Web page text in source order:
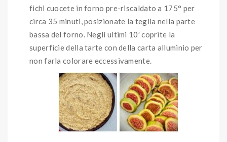
fichi cuocete in forno pre-riscaldato a 175° per
circa 35 minuti, posizionate la teglia nella parte
bassa del forno. Negli ultimi 10′ coprite la
superficie della tarte con della carta alluminio per
non farla colorare eccessivamente.